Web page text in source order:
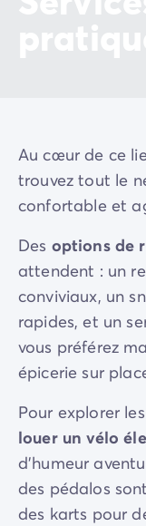
Au cœur de ce
trouvez tout le
confortable et
Des options de
attendent : un
conviviaux, un
rapides, et un
vous préférez
épicerie sur
Pour explorer
louer un vélo
d'humeur
des pédalos
des karts pour